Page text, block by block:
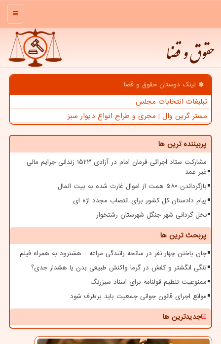
منو
حقوق و قضا
لینک دوستان حقوق و قضا
تبلیغات انتخابات مجلس
مستر گرین وال | مجری و طراح انواع دیوار سبز
پربیننده ترین ها
مشارکت ستاد اجرائی فرمان امام در آزادی ۱۵۲۳ زندانی جرایم مالی
غیر عمد
بازگرداندن ۵۸۰ همت از اموال غارت شده به بیت المال
پیام دادستان کل کشور برای انتصاب مجدد اژه ای
نخل گردانی شهر جنگل شهرستان رشتخوار
پربحث ترین ها
جان باختن چهار نفر در سانحه رانندگی مراغه - هشترود به همراه فیلم
تنگی انگشتر و کفش در گرما واکنش طبیعی بدن یا هشدار جدی؟
ممنوعیت تنظیم قولنامه برای اسناد سبزرنگ
موانع اجرای قانون جوانی جمعیت باید برطرف شود
جدیدترین ها